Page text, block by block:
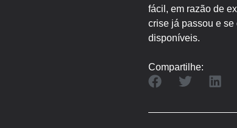
fácil, em razão de
crise já passou e
disponíveis.
Compartilhe: